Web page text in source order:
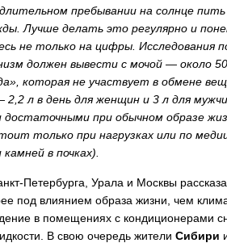
длительном пребывании на солнце
Лучше делать это регулярно и
не только на цифры. Исследования
должен вывести с мочой — около
которая не участвует в обмене
л в день для женщин и 3 л для
достаточными при обычном образе
только при нагрузках или по
в почках).
Петербурга, Урала и Москвы
под влиянием образа жизни, чем
в помещениях с кондиционерами
В свою очередь жители Сибири